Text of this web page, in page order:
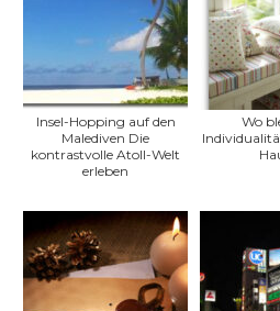
Insel-Hopping auf den
Malediven Die
kontrastvolle Atoll-Welt
erleben
Wo